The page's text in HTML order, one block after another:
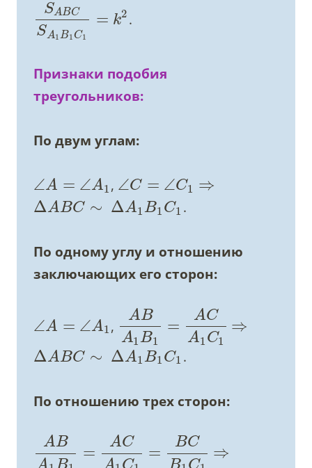
SABC
SA1B1C1
= k2 .
Признаки подобия
треугольников:
По двум углам:
∠A = ∠A1 , ∠C = ∠C1 ⇒
ΔABC ∼ ΔA1 B1 C1 .
По одному углу и отношению
заключающих его сторон:
∠A = ∠A1 ,
AB
A1 B1
=
AC
A1 C1
⇒
ΔABC ∼ ΔA1 B1 C1 .
По отношению трех сторон:
AB
A
B
=
AC
A C
=
BC
B C
⇒